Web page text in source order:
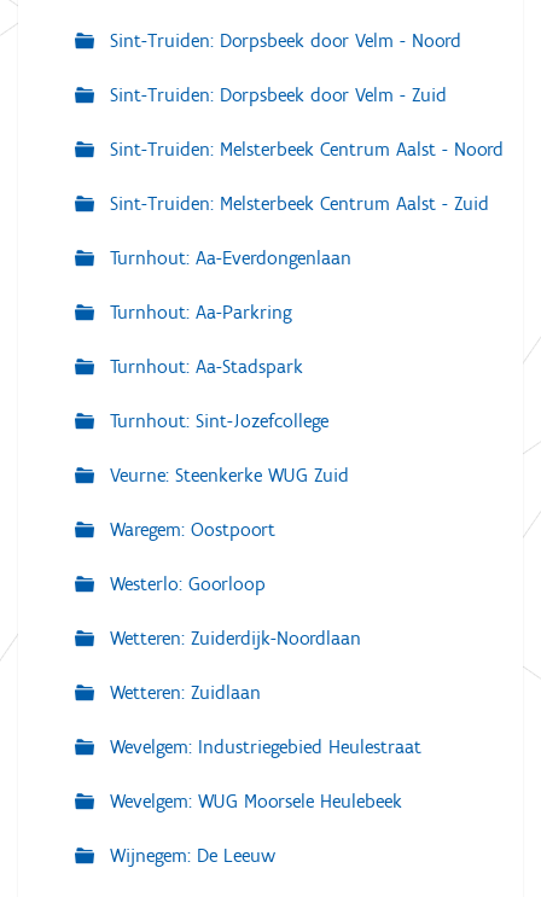
Sint-Truiden: Dorpsbeek door Velm - Noord
Sint-Truiden: Dorpsbeek door Velm - Zuid
Sint-Truiden: Melsterbeek Centrum Aalst - Noord
Sint-Truiden: Melsterbeek Centrum Aalst - Zuid
Turnhout: Aa-Everdongenlaan
Turnhout: Aa-Parkring
Turnhout: Aa-Stadspark
Turnhout: Sint-Jozefcollege
Veurne: Steenkerke WUG Zuid
Waregem: Oostpoort
Westerlo: Goorloop
Wetteren: Zuiderdijk-Noordlaan
Wetteren: Zuidlaan
Wevelgem: Industriegebied Heulestraat
Wevelgem: WUG Moorsele Heulebeek
Wijnegem: De Leeuw